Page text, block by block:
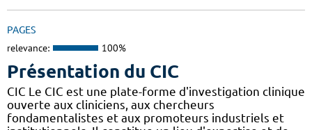
PAGES
relevance: 100%
Présentation du CIC
CIC Le CIC est une plate-forme d'investigation clinique
ouverte aux cliniciens, aux chercheurs
fondamentalistes et aux promoteurs industriels et